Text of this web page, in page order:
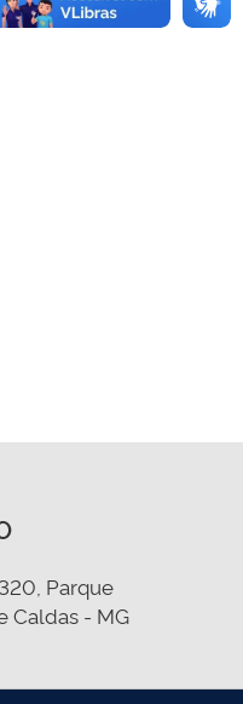
Parque
Caldas - MG